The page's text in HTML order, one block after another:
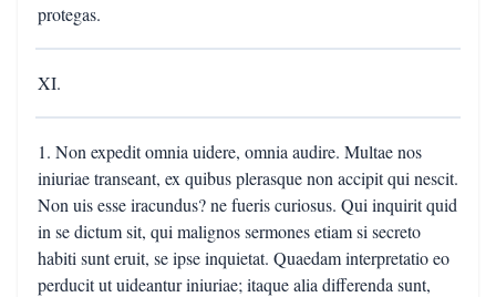
protegas.
XI.
1. Non expedit omnia uidere, omnia audire. Multae nos
iniuriae transeant, ex quibus plerasque non accipit qui nescit.
Non uis esse iracundus? ne fueris curiosus. Qui inquirit quid
in se dictum sit, qui malignos sermones etiam si secreto
habiti sunt eruit, se ipse inquietat. Quaedam interpretatio eo
perducit ut uideantur iniuriae; itaque alia differenda sunt,